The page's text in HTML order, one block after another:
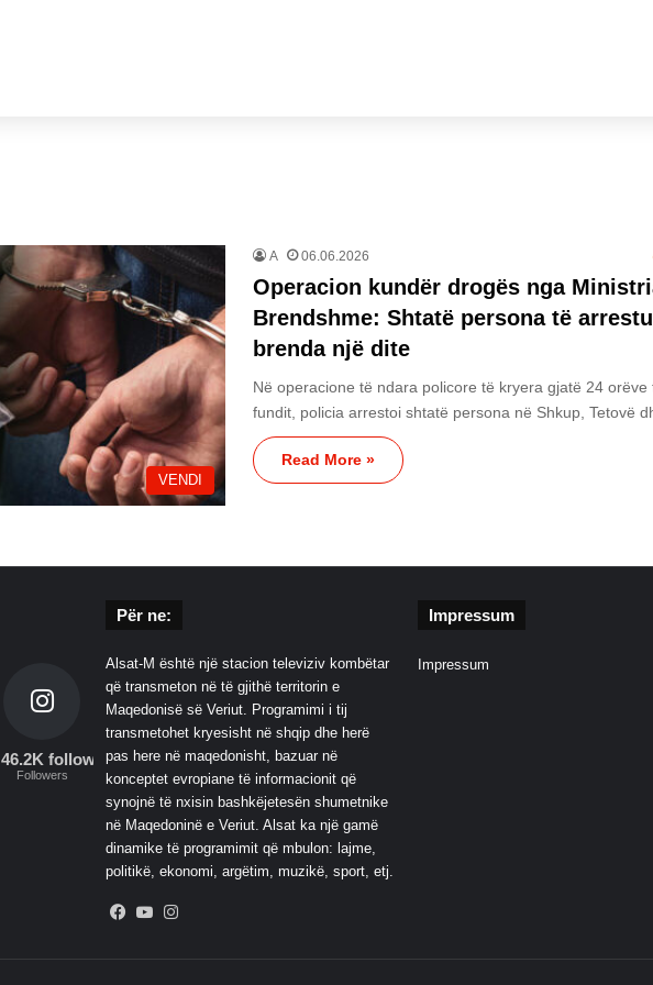
VENDI
A 06.06.2026
Operacion kundër drogës nga
Brendshme: Shtatë persona të
brenda një dite
Në operacione të ndara policore të kryera gjatë 24 orëve
fundit, policia arrestoi shtatë persona në Shkup, Tetovë
Read More »
46.2K followers
Followers
Për ne:
Alsat-M është një stacion televiziv kombëtar
që transmeton në të gjithë territorin e
Maqedonisë së Veriut. Programimi i tij
transmetohet kryesisht në shqip dhe herë
pas here në maqedonisht, bazuar në
konceptet evropiane të informacionit që
synojnë të nxisin bashkëjetesën shumetnike
në Maqedoninë e Veriut. Alsat ka një gamë
dinamike të programimit që mbulon: lajme,
politikë, ekonomi, argëtim, muzikë, sport, etj.
Facebook
YouTube
Impressum
Impressum